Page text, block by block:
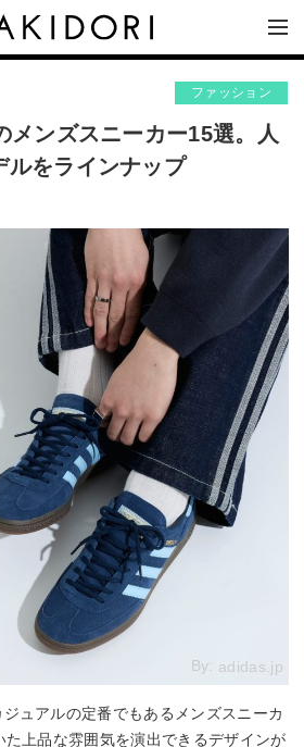
ファッション
メンズスニーカー15選。人
ルをラインナップ
By: adidas.jp
ュアルの定番でもあるメンズスニーカ
上品な雰囲気を演出できるデザインが